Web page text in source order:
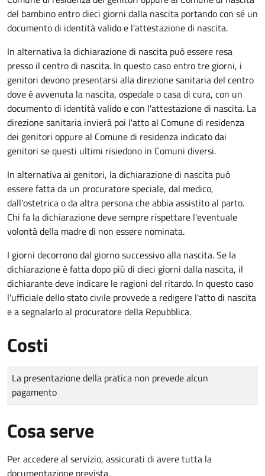
del bambino entro dieci giorni dalla nascita portando con sé un
documento di identità valido e l'attestazione di nascita.
In alternativa la dichiarazione di nascita può essere resa
presso il centro di nascita. In questo caso entro tre giorni, i
genitori devono presentarsi alla direzione sanitaria del centro
dove è avvenuta la nascita, ospedale o casa di cura, con un
documento di identità valido e con l'attestazione di nascita. La
direzione sanitaria invierà poi l'atto al Comune di residenza
dei genitori oppure al Comune di residenza indicato dai
genitori se questi ultimi risiedono in Comuni diversi.
In alternativa ai genitori, la dichiarazione di nascita può
essere fatta da un procuratore speciale, dal medico,
dall'ostetrica o da altra persona che abbia assistito al parto.
Chi fa la dichiarazione deve sempre rispettare l'eventuale
volontà della madre di non essere nominata.
I giorni decorrono dal giorno successivo alla nascita. Se la
dichiarazione è fatta dopo più di dieci giorni dalla nascita, il
dichiarante deve indicare le ragioni del ritardo. In questo caso
l'ufficiale dello stato civile provvede a redigere l'atto di nascita
e a segnalarlo al procuratore della Repubblica.
Costi
Tipo di pagamento
Importo
La presentazione della pratica non prevede alcun
pagamento
Cosa serve
Per accedere al servizio, assicurati di avere tutta la
documentazione prevista.